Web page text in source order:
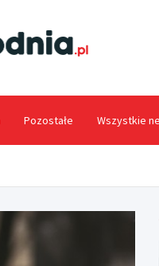
Pozostałe Wszystkie